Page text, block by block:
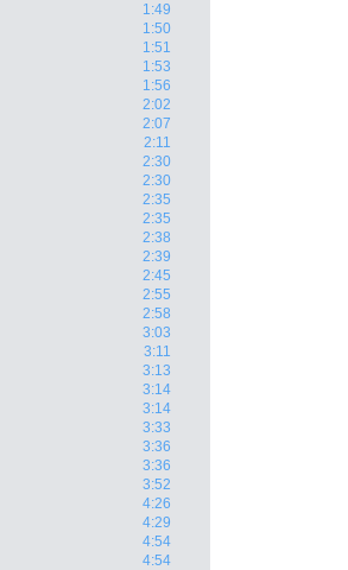
1:49
1:50
1:51
1:53
1:56
2:02
2:07
2:11
2:30
2:30
2:35
2:35
2:38
2:39
2:45
2:55
2:58
3:03
3:11
3:13
3:14
3:14
3:33
3:36
3:36
3:52
4:26
4:29
4:54
4:54